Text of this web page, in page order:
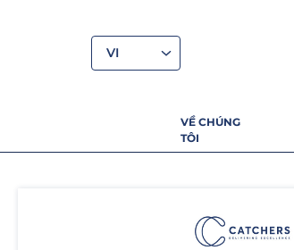
VI
VỀ CHÚNG
TÔI